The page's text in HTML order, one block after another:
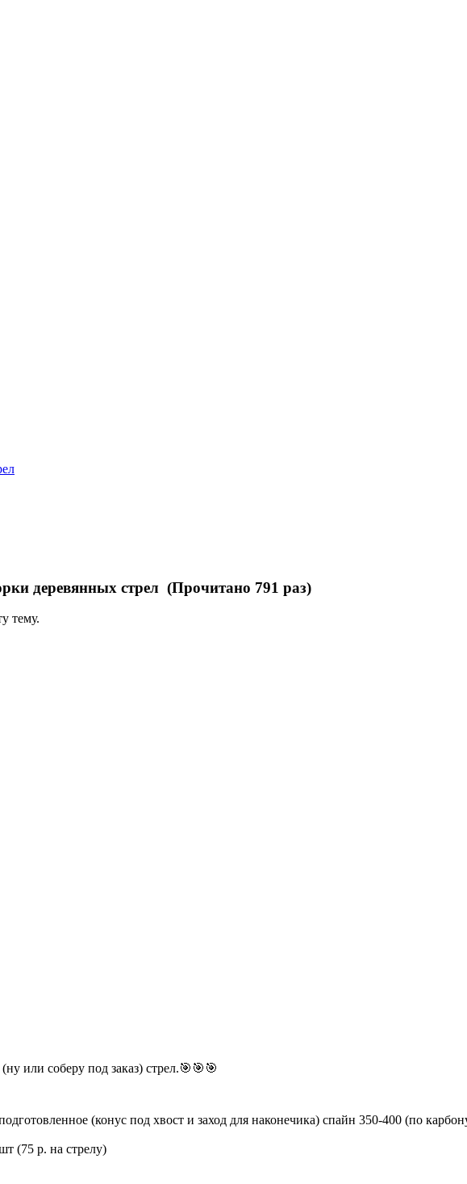
деревянных стрел (Прочитано 791 раз)
тему.
или соберу под заказ) стрел.🎯🎯🎯
(конус под хвост и заход для наконечика) спайн 350-400 (по
(75 р. на стрелу)